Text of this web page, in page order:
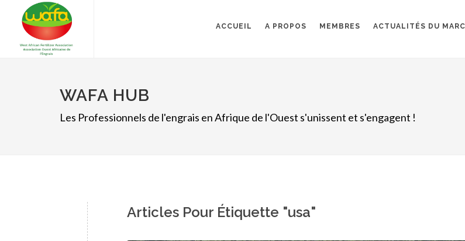
ACCUEIL A PROPOS MEMBRES ACTUALITÉS DU
WAFA HUB
Les Professionnels de l'engrais en Afrique de l'Ouest s'unissent et s'engagent !
Articles Pour Étiquette "usa"